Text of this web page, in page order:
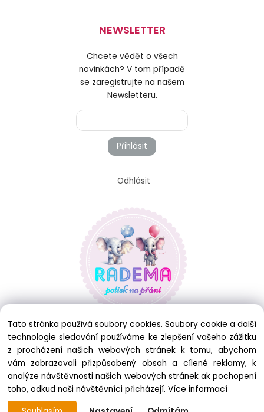
NEWSLETTER
Chcete vědět o všech
novinkách? V tom případě
se zaregistrujte na našem
Newsletteru.
Přihlásit
Odhlásit
Tato stránka používá soubory cookies. Soubory cookie a další
technologie sledování používáme ke zlepšení vašeho zážitku
z procházení našich webových stránek k tomu, abychom
vám zobrazovali přizpůsobený obsah a cílené reklamy, k
analýze návštěvnosti našich webových stránek ak pochopení
toho, odkud naši návštěvníci přicházejí. Více informací